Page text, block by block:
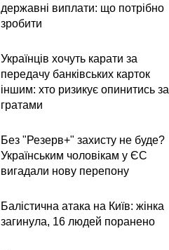
державні виплати: що потрібно
зробити
Українців хочуть карати за
передачу банківських карток
іншим: хто ризикує опинитись за
гратами
Без "Резерв+" захисту не буде?
Українським чоловікам у ЄС
вигадали нову перепону
Балістична атака на Київ: жінка
загинула, 16 людей поранено